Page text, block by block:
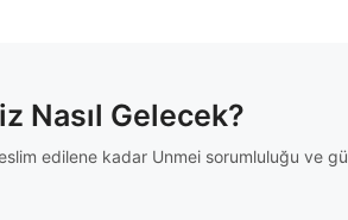
Nasıl Gelecek?
edilene kadar Unmei sorumluluğu ve